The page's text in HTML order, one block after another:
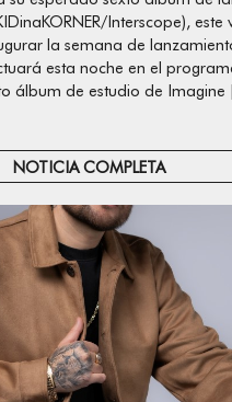
Interscope), este
la semana de
esta noche en el
álbum de estudio de
NOTICIA COMPLETA